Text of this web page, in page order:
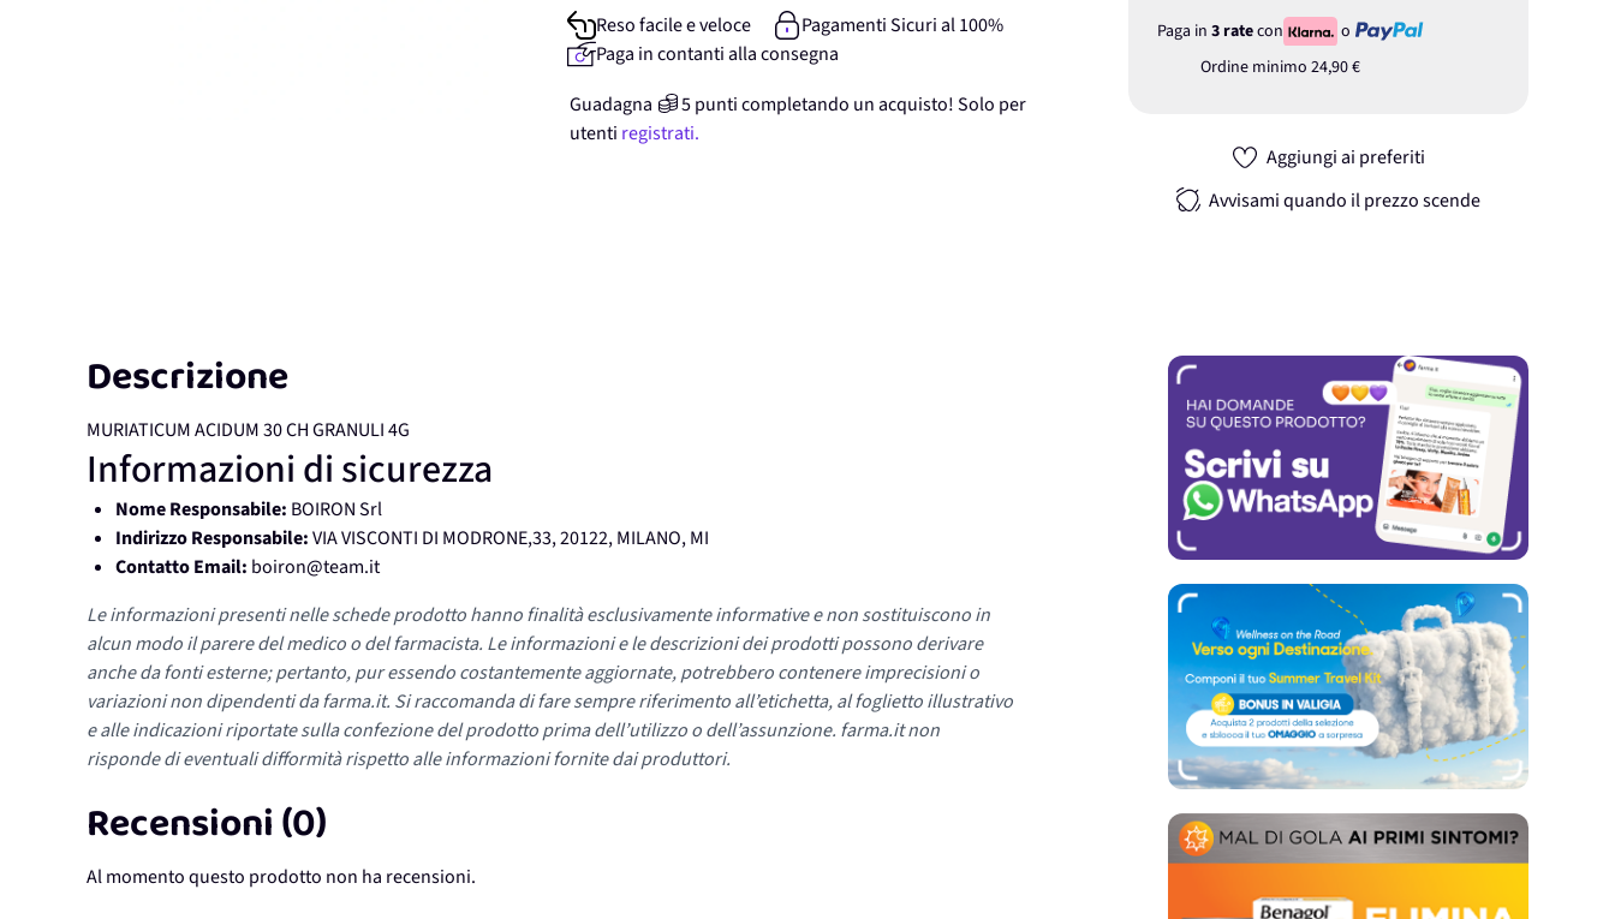
Paga in 3 ratecon
o
Ordine minimo 24,90 €
Aggiungi ai preferiti
Avvisami quando il prezzo scende
Reso facile e veloce
Pagamenti Sicuri al 100%
Paga in contanti alla consegna
Guadagna
5punticompletando un acquisto! Solo per
utenti registrati.
Descrizione
MURIATICUM ACIDUM 30 CH GRANULI 4G
Informazioni di sicurezza
Nome Responsabile: BOIRON Srl
Indirizzo Responsabile:VIA VISCONTI DI MODRONE,33, 20122, MILANO, MI
Contatto Email: boiron@team.it
Le informazioni presenti nelle schede prodotto hanno finalità esclusivamente informative e non sostituiscono in
alcun modo il parere del medico o del farmacista. Le informazioni e le descrizioni dei prodotti possono derivare
anche da fonti esterne; pertanto, pur essendo costantemente aggiornate, potrebbero contenere imprecisioni o
variazioni non dipendenti da farma.it. Si raccomanda di fare sempre riferimento all’etichetta, al foglietto illustrativo
e alle indicazioni riportate sulla confezione del prodotto prima dell’utilizzo o dell’assunzione. farma.it non
risponde di eventuali difformità rispetto alle informazioni fornite dai produttori.
Recensioni (0)
Al momento questo prodotto non ha recensioni.